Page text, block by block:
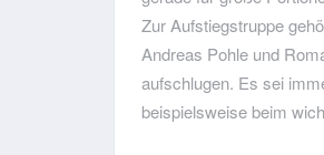
Zur Aufstiegstruppe
Andreas Pohle und
aufschlugen. Es sei
beispielsweise beim